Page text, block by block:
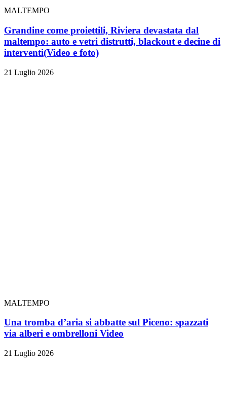
MALTEMPO
Grandine come proiettili, Riviera devastata dal
maltempo: auto e vetri distrutti, blackout e decine di
interventi(Video e foto)
21 Luglio 2026
MALTEMPO
Una tromba d’aria si abbatte sul Piceno: spazzati
via alberi e ombrelloni Video
21 Luglio 2026